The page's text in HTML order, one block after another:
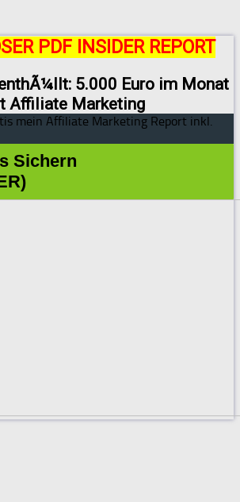
PDF INSIDER REPORT
5.000 Euro im Monat
Affiliate Marketing
mein Affiliate Marketing Report inkl.
Sichern